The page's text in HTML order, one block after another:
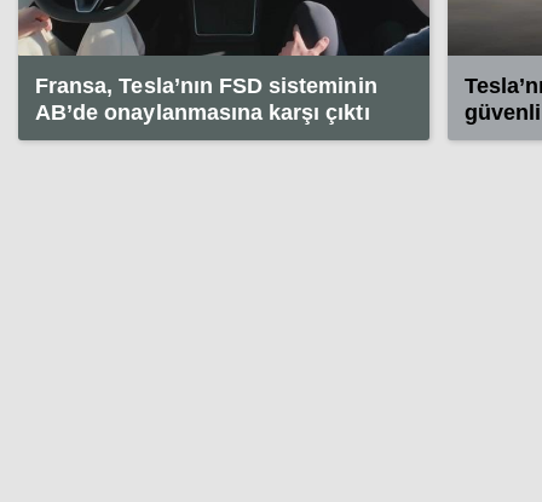
Fransa, Tesla’nın FSD sisteminin
AB’de onaylanmasına karşı çıktı